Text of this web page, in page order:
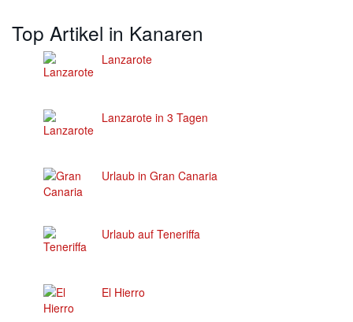
Top Artikel in Kanaren
Lanzarote
Lanzarote in 3 Tagen
Urlaub in Gran Canaria
Urlaub auf Teneriffa
El Hierro